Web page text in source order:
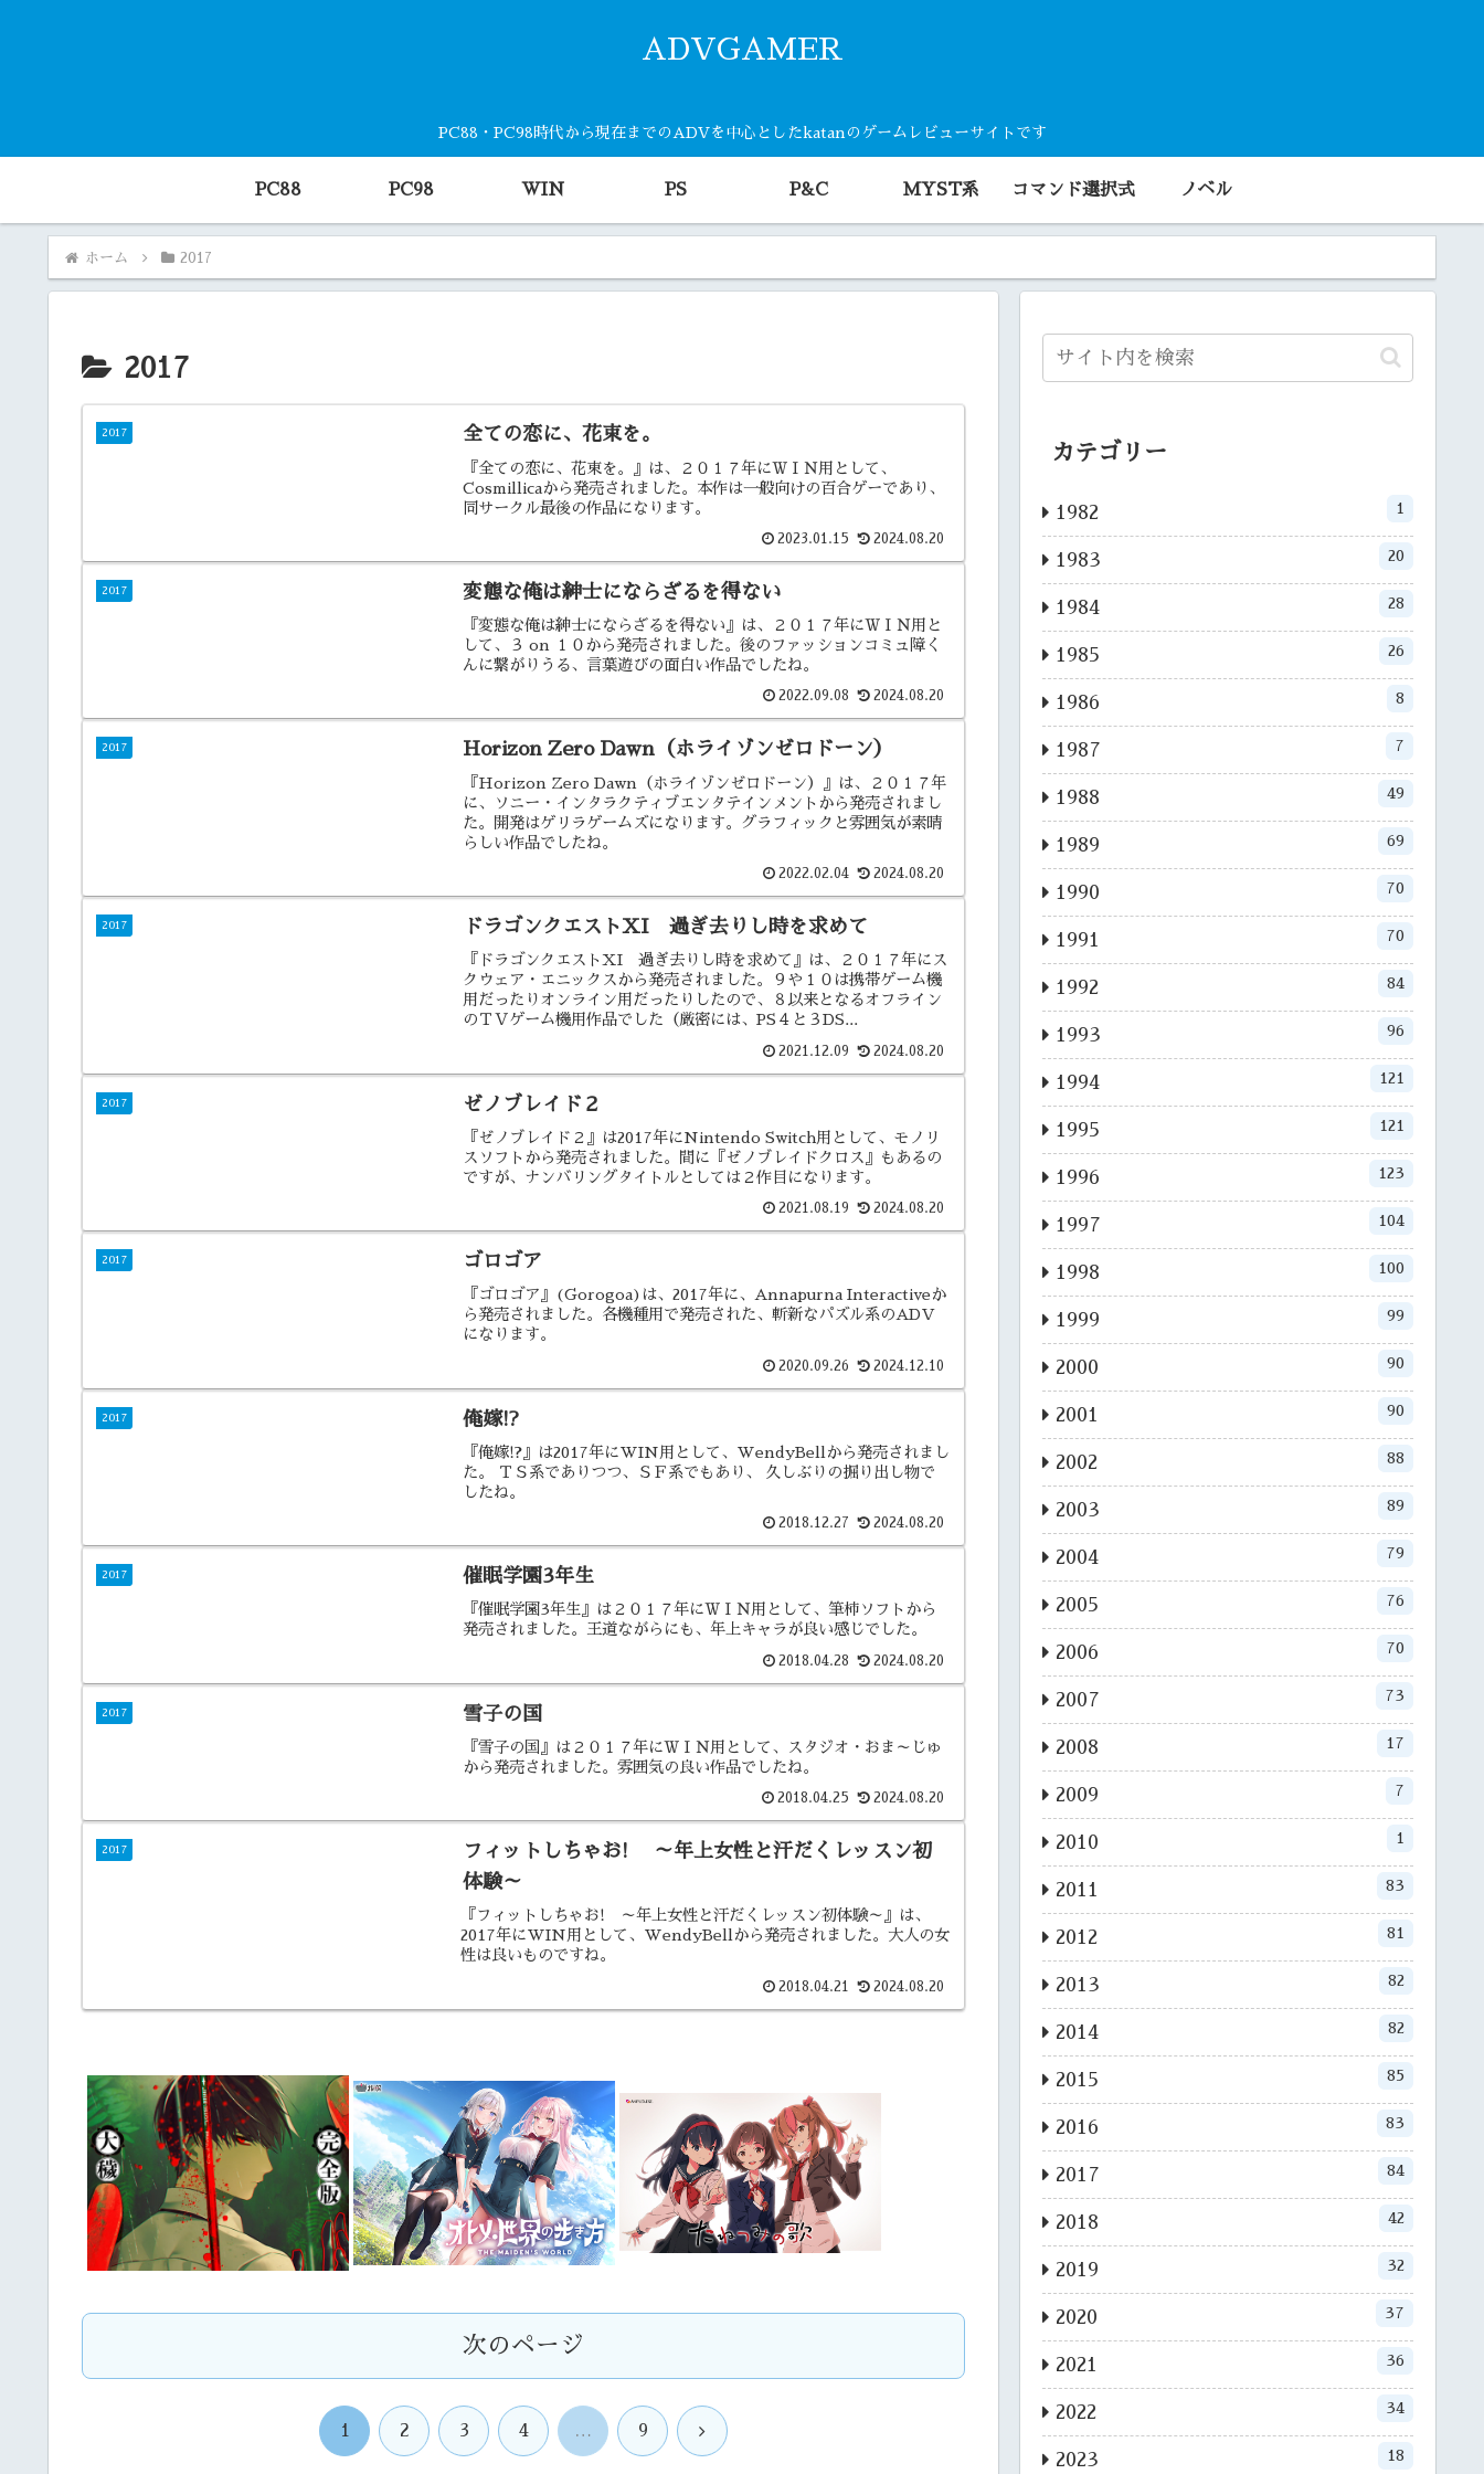
ADVGAMER
PC88・PC98時代から現在までのADVを中心としたkatanのゲームレビューサイトです
PC88 PC98 WIN PS P&C MYST系 コマンド選択式 ノベル
ホーム 2017
2017
2017 全ての恋に、花束を。
『全ての恋に、花束を。』は、２０１７年にＷＩＮ用として、
Cosmillicaから発売されました。本作は一般向けの百合ゲーであり、
同サークル最後の作品になります。
2023.01.15 2024.08.20
2017 変態な俺は紳士にならざるを得ない
『変態な俺は紳士にならざるを得ない』は、２０１７年にＷＩＮ用と
して、３ on １０から発売されました。後のファッションコミュ障く
んに繋がりうる、言葉遊びの面白い作品でしたね。
2022.09.08 2024.08.20
2017 Horizon Zero Dawn（ホライゾンゼロドーン）
『Horizon Zero Dawn（ホライゾンゼロドーン）』は、２０１７年
に、ソニー・インタラクティブエンタテインメントから発売されまし
た。開発はゲリラゲームズになります。グラフィックと雰囲気が素晴
らしい作品でしたね。
2022.02.04 2024.08.20
2017 ドラゴンクエストXI 過ぎ去りし時を求めて
『ドラゴンクエストXI 過ぎ去りし時を求めて』は、２０１７年にス
クウェア・エニックスから発売されました。９や１０は携帯ゲーム機
用だったりオンライン用だったりしたので、８以来となるオフライン
のＴＶゲーム機用作品でした（厳密には、PS４と３DS...
2021.12.09 2024.08.20
2017 ゼノブレイド２
『ゼノブレイド２』は2017年にNintendo Switch用として、モノリ
スソフトから発売されました。間に『ゼノブレイドクロス』もあるの
ですが、ナンバリングタイトルとしては２作目になります。
2021.08.19 2024.08.20
2017 ゴロゴア
『ゴロゴア』(Gorogoa)は、2017年に、Annapurna Interactiveか
ら発売されました。各機種用で発売された、斬新なパズル系のADV
になります。
2020.09.26 2024.12.10
2017 俺嫁!?
『俺嫁!?』は2017年にWIN用として、WendyBellから発売されまし
た。 ＴＳ系でありつつ、ＳＦ系でもあり、 久しぶりの掘り出し物で
したね。
2018.12.27 2024.08.20
2017 催眠学園3年生
『催眠学園3年生』は２０１７年にＷＩＮ用として、筆柿ソフトから
発売されました。王道ながらにも、年上キャラが良い感じでした。
2018.04.28 2024.08.20
2017 雪子の国
『雪子の国』は２０１７年にＷＩＮ用として、スタジオ・おま～じゅ
から発売されました。雰囲気の良い作品でしたね。
2018.04.25 2024.08.20
2017
フィットしちゃお! ～年上女性と汗だくレッスン初
体験～
『フィットしちゃお! ～年上女性と汗だくレッスン初体験～』は、
2017年にWIN用として、WendyBellから発売されました。大人の女
性は良いものですね。
2018.04.21 2024.08.20
次のページ
1 2 3 4 … 9 次
カテゴリー
1982 1
1983 20
1984 28
1985 26
1986 8
1987 7
1988 49
1989 69
1990 70
1991 70
1992 84
1993 96
1994 121
1995 121
1996 123
1997 104
1998 100
1999 99
2000 90
2001 90
2002 88
2003 89
2004 79
2005 76
2006 70
2007 73
2008 17
2009 7
2010 1
2011 83
2012 81
2013 82
2014 82
2015 85
2016 83
2017 84
2018 42
2019 32
2020 37
2021 36
2022 34
2023 18